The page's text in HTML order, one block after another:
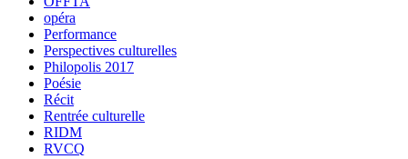
opéra
Performance
Perspectives culturelles
Philopolis 2017
Poésie
Récit
Rentrée culturelle
RIDM
RVCQ